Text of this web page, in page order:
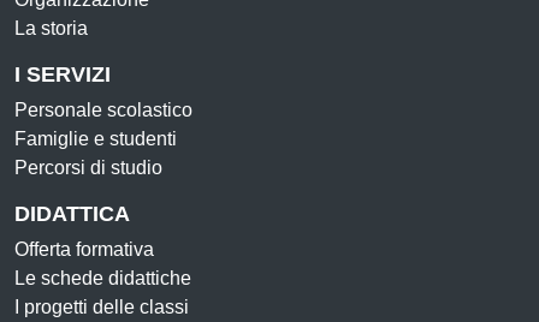
La storia
I SERVIZI
Personale scolastico
Famiglie e studenti
Percorsi di studio
DIDATTICA
Offerta formativa
Le schede didattiche
I progetti delle classi